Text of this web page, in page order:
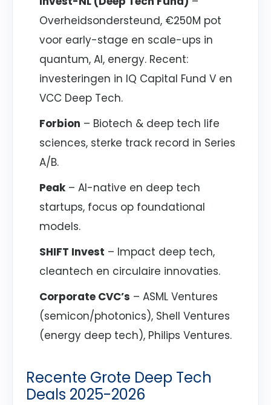
Overheidsondersteund, €250M pot
voor early-stage en scale-ups in
quantum, AI, energy. Recent:
investeringen in IQ Capital Fund V en
VCC Deep Tech.
Forbion – Biotech & deep tech life
sciences, sterke track record in Series
A/B.
Peak– AI-native en deep tech
startups, focus op foundational
models.
SHIFT Invest – Impact deep tech,
cleantech en circulaire innovaties.
Corporate CVC’s – ASML Ventures
(semicon/photonics), Shell Ventures
(energy deep tech), Philips Ventures.
Recente Grote Deep Tech
Deals 2025-2026